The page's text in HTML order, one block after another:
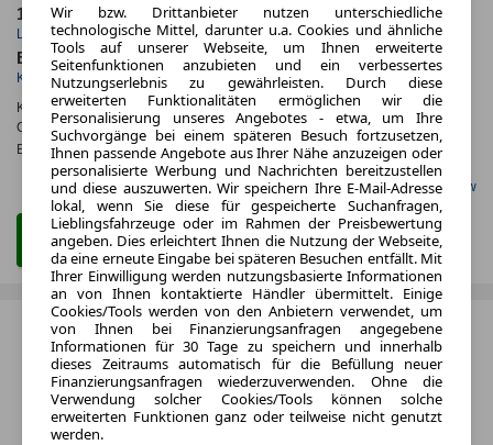
1.03
Leasingfaktor
ca. 81 kW (110 PS)
Leistung
Benzin
Kraftstoff
Kraftstoffverbr.¹: ca. 6,3 l/100km(komb.)
CO
-Emissionen*:ca. 142 g/km(komb.)
Effizienzklasse: E
Gefunden auf Carwow
Zum Leasing Angebot
Wir bzw. Drittanbieter nutzen unterschiedliche
technologische Mittel, darunter u.a. Cookies und ähnliche
Tools auf unserer Webseite, um Ihnen erweiterte
Seitenfunktionen anzubieten und ein verbessertes
Nutzungserlebnis zu gewährleisten. Durch diese
erweiterten Funktionalitäten ermöglichen wir die
Personalisierung unseres Angebotes - etwa, um Ihre
Suchvorgänge bei einem späteren Besuch fortzusetzen,
Ihnen passende Angebote aus Ihrer Nähe anzuzeigen oder
personalisierte Werbung und Nachrichten bereitzustellen
und diese auszuwerten. Wir speichern Ihre E-Mail-Adresse
lokal, wenn Sie diese für gespeicherte Suchanfragen,
Lieblingsfahrzeuge oder im Rahmen der Preisbewertung
angeben. Dies erleichtert Ihnen die Nutzung der Webseite,
da eine erneute Eingabe bei späteren Besuchen entfällt. Mit
Ihrer Einwilligung werden nutzungsbasierte Informationen
an von Ihnen kontaktierte Händler übermittelt. Einige
Cookies/Tools werden von den Anbietern verwendet, um
von Ihnen bei Finanzierungsanfragen angegebene
Informationen für 30 Tage zu speichern und innerhalb
dieses Zeitraums automatisch für die Befüllung neuer
Finanzierungsanfragen wiederzuverwenden. Ohne die
Verwendung solcher Cookies/Tools können solche
erweiterten Funktionen ganz oder teilweise nicht genutzt
werden.